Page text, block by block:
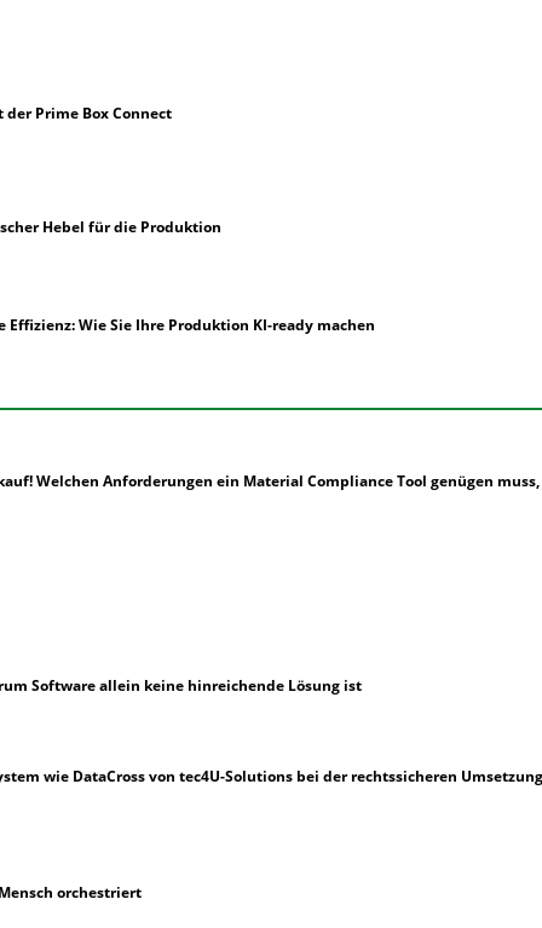
Prime Box Connect
Hebel für die Produktion
Wie Sie Ihre Produktion KI-ready machen
Welchen Anforderungen ein Material Compliance Tool genügen
Software allein keine hinreichende Lösung ist
wie DataCross von tec4U-Solutions bei der rechtssicheren
orchestriert